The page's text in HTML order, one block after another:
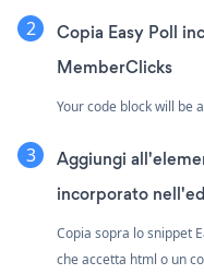
Copia Easy Poll
MemberClicks
Your code block will be
Aggiungi
incorporato
Copia sopra lo snippet
che accetta html o un